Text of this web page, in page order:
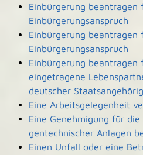
Einbürgerung beantragen
Einbürgerungsanspruch
Einbürgerung beantragen
Einbürgerungsanspruch
Einbürgerung beantragen
eingetragene
deutscher
Eine Arbeitsgelegenheit
Eine Genehmigung für
gentechnischer Anlagen
Einen Unfall oder eine